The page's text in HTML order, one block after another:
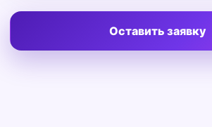
Оставить заявку